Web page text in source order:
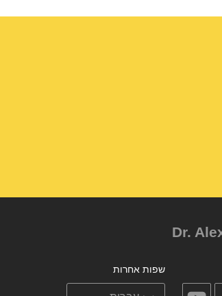
שפות אחרות